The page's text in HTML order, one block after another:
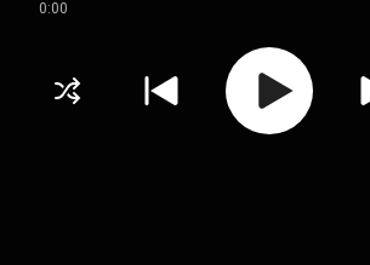
0:00